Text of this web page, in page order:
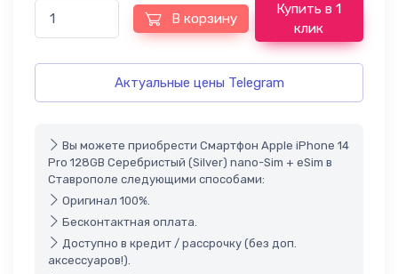
В корзину
Купить в 1
клик
Актуальные цены Telegram
Вы можете приобрести Смартфон Apple iPhone 14
Pro 128GB Серебристый (Silver) nano-Sim + eSim в
Ставрополе следующими способами:
Оригинал 100%.
Бесконтактная оплата.
Доступно в кредит / рассрочку (без доп.
аксессуаров!).